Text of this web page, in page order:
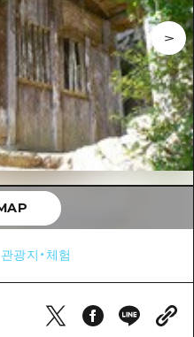
공식 가이드
Moshimo Travel
변
) 주변
변
)
)현 동부
관광지・체험